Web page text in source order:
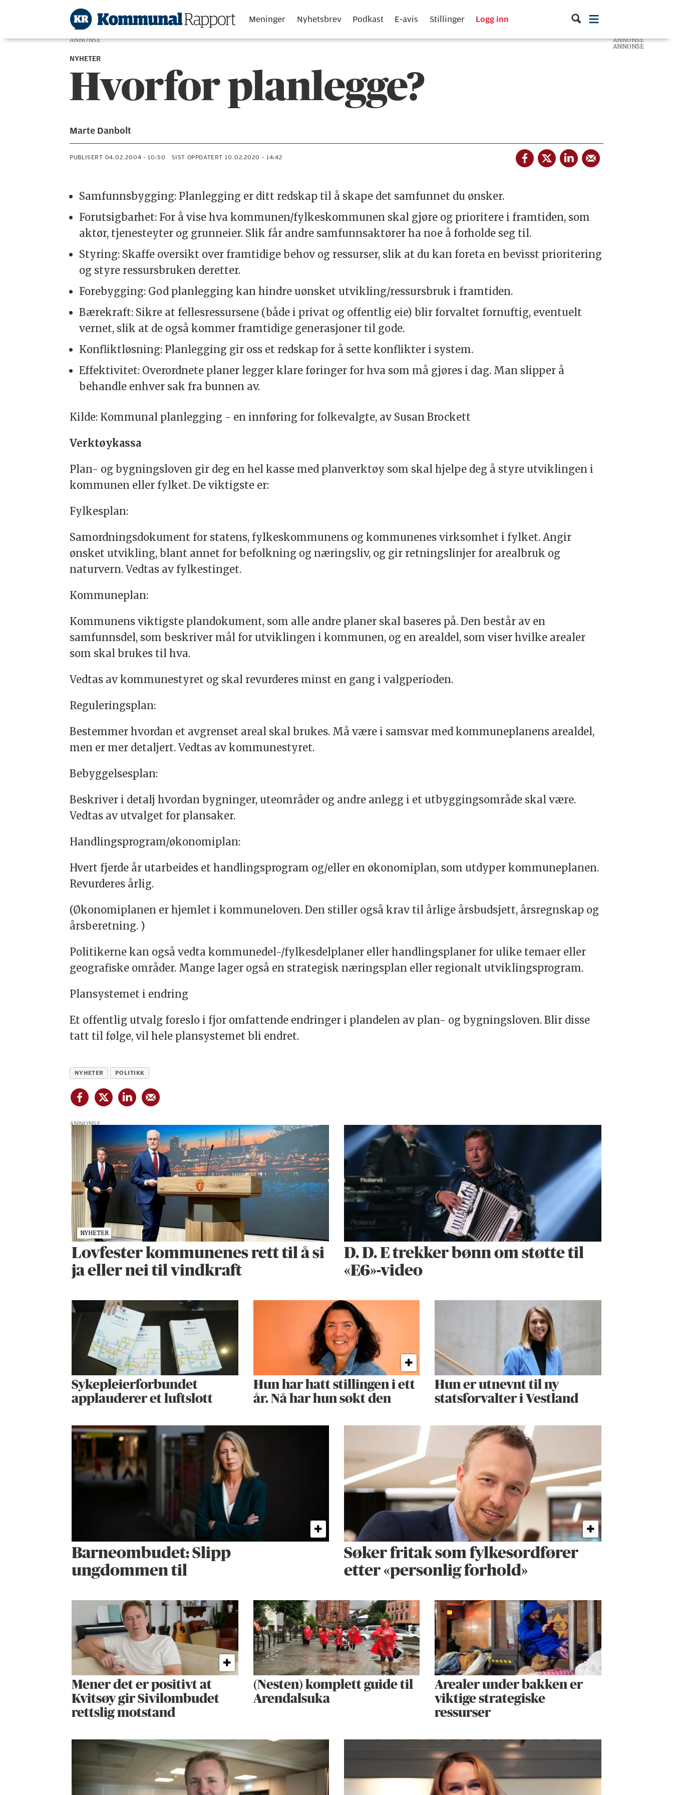
Meninger Nyhetsbrev Podkast E-avis Stillinger Logg inn
ANNONSE
NYHETER
Hvorfor planlegge?
Marte Danbolt
PUBLISERT 04.02.2004 - 10:50 SIST OPPDATERT 10.02.2020 - 14:42
Samfunnsbygging: Planlegging er ditt redskap til å skape det samfunnet du ønsker.
Forutsigbarhet: For å vise hva kommunen/fylkeskommunen skal gjøre og prioritere i framtiden, som
aktør, tjenesteyter og grunneier. Slik får andre samfunnsaktører ha noe å forholde seg til.
Styring: Skaffe oversikt over framtidige behov og ressurser, slik at du kan foreta en bevisst prioritering
og styre ressursbruken deretter.
Forebygging: God planlegging kan hindre uønsket utvikling/ressursbruk i framtiden.
Bærekraft: Sikre at fellesressursene (både i privat og offentlig eie) blir forvaltet fornuftig, eventuelt
vernet, slik at de også kommer framtidige generasjoner til gode.
Konfliktløsning: Planlegging gir oss et redskap for å sette konflikter i system.
Effektivitet: Overordnete planer legger klare føringer for hva som må gjøres i dag. Man slipper å
behandle enhver sak fra bunnen av.
Kilde: Kommunal planlegging - en innføring for folkevalgte, av Susan Brockett
Verktøykassa
Plan- og bygningsloven gir deg en hel kasse med planverktøy som skal hjelpe deg å styre utviklingen i
kommunen eller fylket. De viktigste er:
Fylkesplan:
Samordningsdokument for statens, fylkeskommunens og kommunenes virksomhet i fylket. Angir
ønsket utvikling, blant annet for befolkning og næringsliv, og gir retningslinjer for arealbruk og
naturvern. Vedtas av fylkestinget.
Kommuneplan:
Kommunens viktigste plandokument, som alle andre planer skal baseres på. Den består av en
samfunnsdel, som beskriver mål for utviklingen i kommunen, og en arealdel, som viser hvilke arealer
som skal brukes til hva.
Vedtas av kommunestyret og skal revurderes minst en gang i valgperioden.
Reguleringsplan:
Bestemmer hvordan et avgrenset areal skal brukes. Må være i samsvar med kommuneplanens arealdel,
men er mer detaljert. Vedtas av kommunestyret.
Bebyggelsesplan:
Beskriver i detalj hvordan bygninger, uteområder og andre anlegg i et utbyggingsområde skal være.
Vedtas av utvalget for plansaker.
Handlingsprogram/økonomiplan:
Hvert fjerde år utarbeides et handlingsprogram og/eller en økonomiplan, som utdyper kommuneplanen.
Revurderes årlig.
(Økonomiplanen er hjemlet i kommuneloven. Den stiller også krav til årlige årsbudsjett, årsregnskap og
årsberetning. )
Politikerne kan også vedta kommunedel-/fylkesdelplaner eller handlingsplaner for ulike temaer eller
geografiske områder. Mange lager også en strategisk næringsplan eller regionalt utviklingsprogram.
Plansystemet i endring
Et offentlig utvalg foreslo i fjor omfattende endringer i plandelen av plan- og bygningsloven. Blir disse
tatt til følge, vil hele plansystemet bli endret.
NYHETER POLITIKK
ANNONSE
NYHETER
Lovfester kommunenes rett til å si
ja eller nei til vindkraft
D. D. E trekker bønn om støtte til
«E6»-video
Sykepleier­forbundet
applauderer et luftslott
Hun har hatt stillingen i ett
år. Nå har hun søkt den
Hun er utnevnt til ny
statsforvalter i Vestland
Barneombudet: Slipp
ungdommen til
Søker fritak som fylkes­ordfører
etter «personlig forhold»
Mener det er positivt at
Kvitsøy gir Sivilombudet
rettslig motstand
(Nesten) komplett guide til
Arendalsuka
Arealer under bakken er
viktige strategiske
ressurser
ANNONSE
ANNONSE
ANNONSE